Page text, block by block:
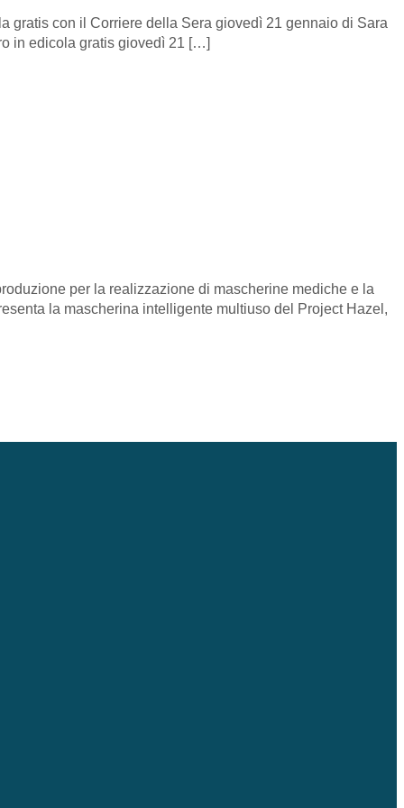
gratis con il Corriere della Sera giovedì 21 gennaio di Sara
in edicola gratis giovedì 21 […]
per la realizzazione di mascherine mediche e la
la mascherina intelligente multiuso del Project Hazel,